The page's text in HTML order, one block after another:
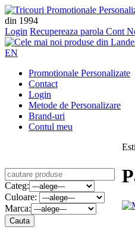
din 1994
Login Recupereaza parola Cont
EN
Promotionale Personalizate
Contact
Login
Metode de Personalizare
Brand-uri
Contul meu
Categ:
Culoare:
Marca: